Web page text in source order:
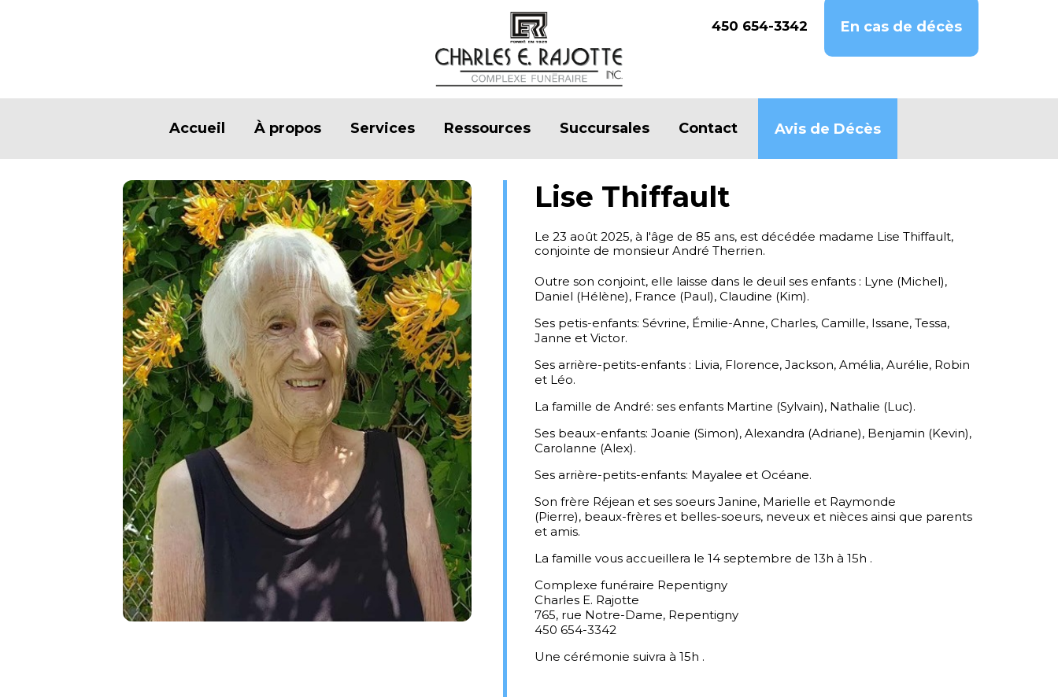
450 654-3342 En cas de décès
Accueil À propos Services Ressources Succursales Contact Avis de Décès
Lise Thiffault
Le 23 août 2025, à l'âge de 85 ans, est décédée madame Lise Thiffault,
conjointe de monsieur André Therrien.
Outre son conjoint, elle laisse dans le deuil ses enfants : Lyne (Michel),
Daniel (Hélène), France (Paul), Claudine (Kim).
Ses petis-enfants: Sévrine, Émilie-Anne, Charles, Camille, Issane, Tessa,
Janne et Victor.
Ses arrière-petits-enfants : Livia, Florence, Jackson, Amélia, Aurélie, Robin
et Léo.
La famille de André: ses enfants Martine (Sylvain), Nathalie (Luc).
Ses beaux-enfants: Joanie (Simon), Alexandra (Adriane), Benjamin (Kevin),
Carolanne (Alex).
Ses arrière-petits-enfants: Mayalee et Océane.
Son frère Réjean et ses soeurs Janine, Marielle et Raymonde
(Pierre), beaux-frères et belles-soeurs, neveux et nièces ainsi que parents
et amis.
La famille vous accueillera le 14 septembre de 13h à 15h .
Complexe funéraire Repentigny
Charles E. Rajotte
765, rue Notre-Dame, Repentigny
450 654-3342
Une cérémonie suivra à 15h .